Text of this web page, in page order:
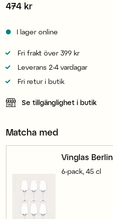
Pris:474 kr
474 kr
I lager online
Fri frakt över 399 kr
Leverans 2-4 vardagar
Fri retur i butik
Se tillgänglighet i butik
Matcha med
Vinglas Berlin
6-pack, 45 cl